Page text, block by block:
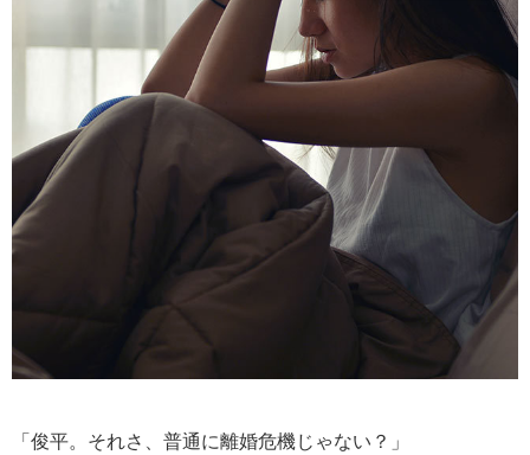
「俊平。それさ、普通に離婚危機じゃない？」